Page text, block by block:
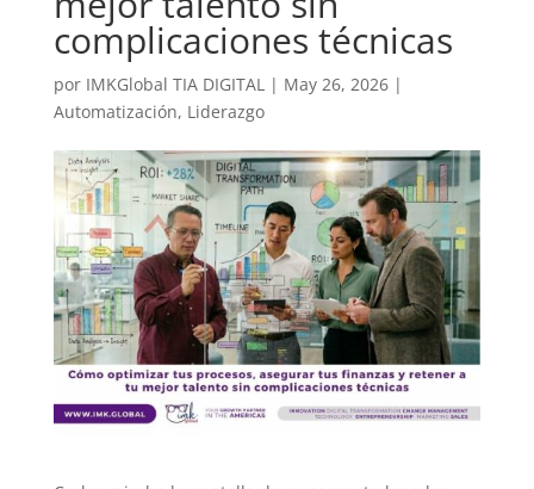
complicaciones técnicas
por IMKGlobal TIA DIGITAL| May 26, 2026|
Automatización, Liderazgo